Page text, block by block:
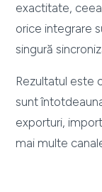
exactitate,
orice integrare
singură
Rezultatul este
sunt
exporturi,
mai multe